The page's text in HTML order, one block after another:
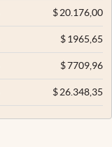
$20.176,00
$1965,65
$7709,96
$26.348,35